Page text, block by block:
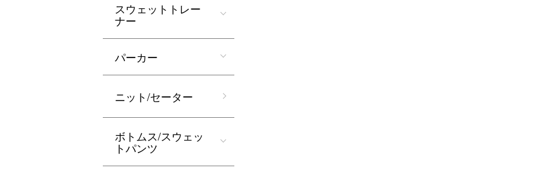
スウェットトレー
ナー
パーカー
ニット/セーター
ボトムス/スウェッ
トパンツ